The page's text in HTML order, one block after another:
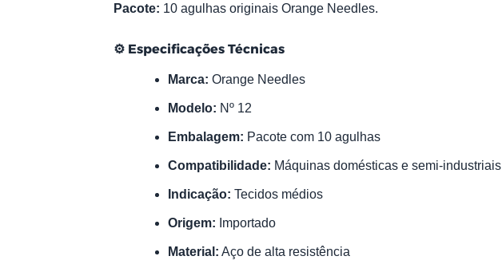
Pacote: 10 agulhas originais Orange Needles.
⚙️ Especificações Técnicas
Marca: Orange Needles
Modelo: Nº 12
Embalagem: Pacote com 10 agulhas
Compatibilidade: Máquinas domésticas e semi-industriais
Indicação: Tecidos médios
Origem: Importado
Material: Aço de alta resistência